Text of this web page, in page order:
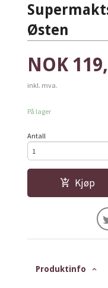
Østen
Pris
NOK
inkl. mva.
På lager
Antall
Kjøp
Produktinfo